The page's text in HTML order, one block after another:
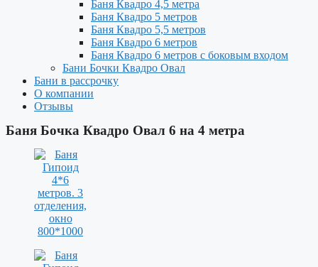
Баня Квадро 4,5 метра
Баня Квадро 5 метров
Баня Квадро 5,5 метров
Баня Квадро 6 метров
Баня Квадро 6 метров с боковым входом
Бани Бочки Квадро Овал
Бани в рассрочку
О компании
Отзывы
Баня Бочка Квадро Овал 6 на 4 метра